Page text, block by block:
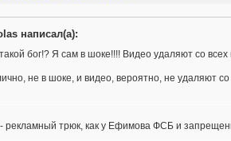
написал(а):
бог!? Я сам в шоке!!!! Видео удаляют со всех
не в шоке, и видео, вероятно, не удаляют
- рекламный трюк, как у Ефимова ФСБ и